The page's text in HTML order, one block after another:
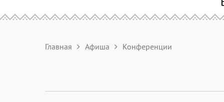
Главная Афиша Конференции